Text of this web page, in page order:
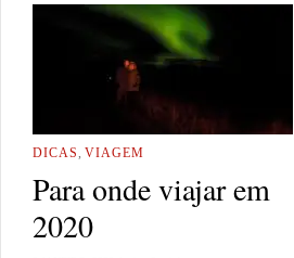
DICAS, VIAGEM
Para onde viajar em
2020